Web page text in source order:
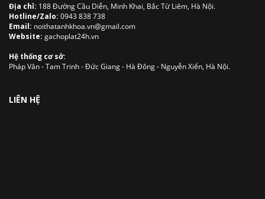
Địa chỉ: 188 Đường Cầu Diễn, Minh Khai, Bắc Từ Liêm, Hà Nội.
Hotline/Zalo: 0943 838 738
Email: noithatanhkhoa.vn@gmail.com
Website: gachoplat24h.vn
Hệ thống cơ sở:
Pháp Vân - Tam Trinh - Đức Giang - Hà Đông - Nguyễn Xiển, Hà Nội.
LIÊN HỆ